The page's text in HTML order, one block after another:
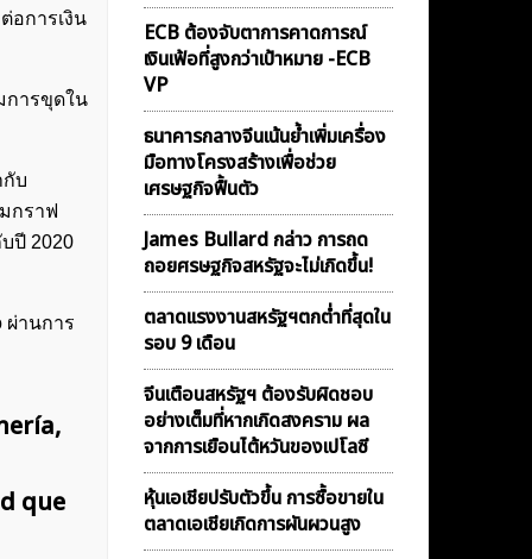
อการเงิน
การขุดใน
กับ
กราฟ
ปี 2020
ผ่านการ
que
ECB ต้องจับตาการคาดการณ์
เงินเฟ้อที่สูงกว่าเป้าหมาย -ECB
VP
ธนาคารกลางจีนเน้นย้ำเพิ่มเครื่อง
มือทางโครงสร้างเพื่อช่วย
เศรษฐกิจฟื้นตัว
James Bullard กล่าว การถด
ถอยศรษฐกิจสหรัฐจะไม่เกิดขึ้น!
ตลาดเเรงงานสหรัฐฯตกต่ำที่สุดใน
รอบ 9 เดือน
จีนเตือนสหรัฐฯ ต้องรับผิดชอบ
อย่างเต็มที่หากเกิดสงคราม ผล
จากการเยือนไต้หวันของเปโลซี
หุ้นเอเชียปรับตัวขึ้น การซื้อขายใน
ตลาดเอเชียเกิดการผันผวนสูง